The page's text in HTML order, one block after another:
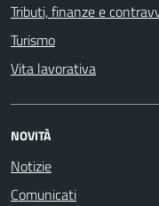
Tributi, finanze e
Turismo
Vita lavorativa
NOVITÀ
Notizie
Comunicati